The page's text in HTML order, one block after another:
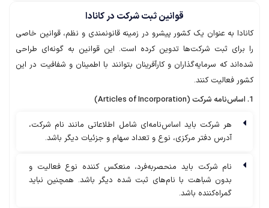
قوانین ثبت شرکت در کانادا
کانادا به عنوان یک کشور پیشرو در زمینه قانونمندی و نظم، قوانین خاصی
را برای ثبت شرکت‌ها تدوین کرده است. این قوانین به گونه‌ای طراحی
شده‌اند که سرمایه‌گذاران و کارآفرینان بتوانند با اطمینان و شفافیت در این
کشور فعالیت کنند.
1. اساس‌نامه شرکت (Articles of Incorporation)
هر شرکت باید اساس‌نامه‌ای شامل اطلاعاتی مانند نام شرکت،
آدرس دفتر مرکزی، نوع و تعداد سهام و جزئیات دیگر باشد.
نام شرکت باید منحصربه‌فرد، منعکس کننده نوع فعالیت و
بدون شباهت با نام‌های ثبت شده دیگر باشد. همچنین نباید
گمراه‌کننده باشد.